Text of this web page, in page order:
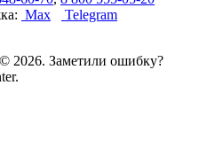
Max
Telegram
2026. Заметили ошибку?